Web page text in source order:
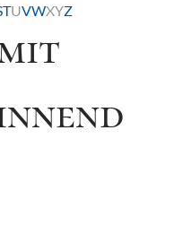
TUVWXYZ